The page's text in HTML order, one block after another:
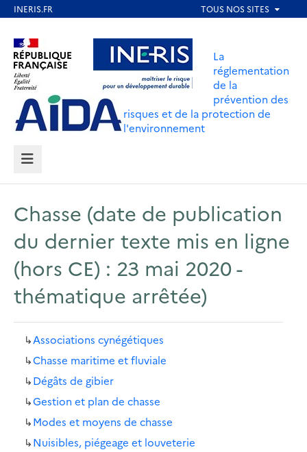
contenu
principal
Aller au contenu Aller au menu
Aller au pied de page
La
réglementation
de la
prévention des
risques et de la protection de
l'environnement
MENU
Chasse (date de publication
du dernier texte mis en ligne
(hors CE) : 23 mai 2020 -
thématique arrêtée)
↳Associations cynégétiques
↳Chasse maritime et fluviale
↳Dégâts de gibier
↳Gestion et plan de chasse
↳Modes et moyens de chasse
↳Nuisibles, piégeage et louveterie